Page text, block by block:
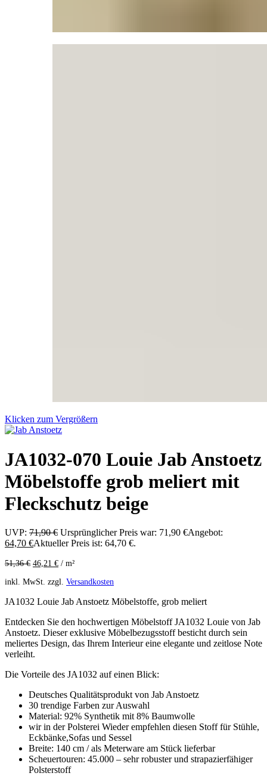
Klicken zum Vergrößern
JA1032-070 Louie Jab Anstoetz
Möbelstoffe grob meliert mit
Fleckschutz beige
UVP: 71,90€ Ursprünglicher Preis war: 71,90 €Angebot:
64,70 €Aktueller Preis ist: 64,70 €.
51,36€ 46,21 € / m²
inkl. MwSt. zzgl. Versandkosten
JA1032 Louie Jab Anstoetz Möbelstoffe, grob meliert
Entdecken Sie den hochwertigen Möbelstoff JA1032 Louie von Jab
Anstoetz. Dieser exklusive Möbelbezugsstoff besticht durch sein
meliertes Design, das Ihrem Interieur eine elegante und zeitlose Note
verleiht.
Die Vorteile des JA1032 auf einen Blick:
Deutsches Qualitätsprodukt von Jab Anstoetz
30 trendige Farben zur Auswahl
Material: 92% Synthetik mit 8% Baumwolle
wir in der Polsterei Wieder empfehlen diesen Stoff für Stühle,
Eckbänke,Sofas und Sessel
Breite: 140 cm / als Meterware am Stück lieferbar
Scheuertouren: 45.000 – sehr robuster und strapazierfähiger
Polsterstoff